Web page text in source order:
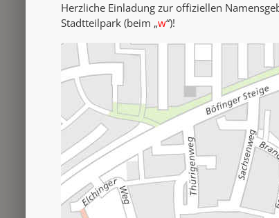
Herzliche Einladung zur offiziellen
Stadtteilpark (beim „w“)!